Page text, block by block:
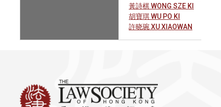
黃詩棋 WONG SZE KI
胡寶琪 WU PO KI
許晓琬 XU XIAOWAN